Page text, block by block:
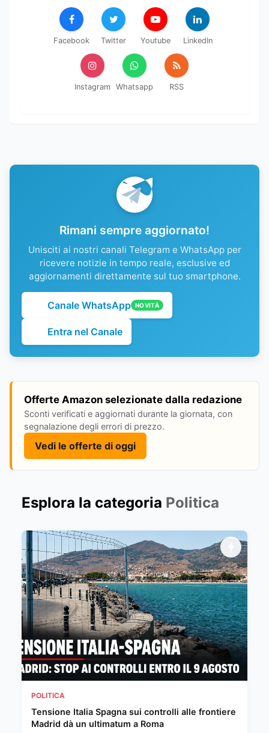
Facebook Twitter Youtube LinkedIn
Instagram Whatsapp RSS
Rimani sempre aggiornato!
Unisciti ai nostri canali Telegram e WhatsApp per
ricevere notizie in tempo reale, esclusive ed
aggiornamenti direttamente sul tuo smartphone.
Canale WhatsApp NOVITÀ
Entra nel Canale
Offerte Amazon selezionate dalla redazione
Sconti verificati e aggiornati durante la giornata, con
segnalazione degli errori di prezzo.
Vedi le offerte di oggi
Esplora la categoria Politica
POLITICA
Tensione Italia Spagna sui controlli alle frontiere
Madrid dà un ultimatum a Roma